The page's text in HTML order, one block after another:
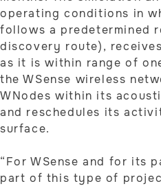
operating conditions in
follows a predetermined
discovery route),
as it is within range of
the WSense wireless
WNodes within its
and reschedules its
surface.
“For WSense and for its
part of this type of